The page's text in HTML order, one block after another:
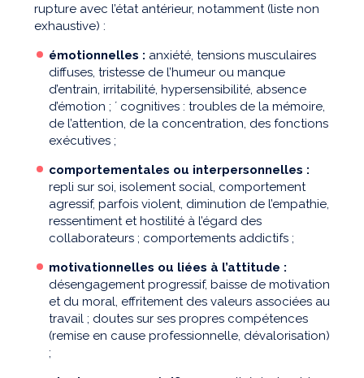
rupture avec l’état antérieur, notamment (liste non
exhaustive) :
émotionnelles : anxiété, tensions musculaires
diffuses, tristesse de l’humeur ou manque
d’entrain, irritabilité, hypersensibilité, absence
d’émotion ; ´ cognitives : troubles de la mémoire,
de l’attention, de la concentration, des fonctions
exécutives ;
comportementales ou interpersonnelles :
repli sur soi, isolement social, comportement
agressif, parfois violent, diminution de l’empathie,
ressentiment et hostilité à l’égard des
collaborateurs ; comportements addictifs ;
motivationnelles ou liées à l’attitude :
désengagement progressif, baisse de motivation
et du moral, effritement des valeurs associées au
travail ; doutes sur ses propres compétences
(remise en cause professionnelle, dévalorisation)
;